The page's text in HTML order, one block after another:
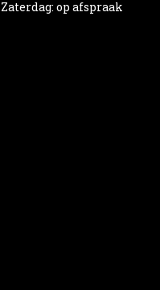
Zaterdag: op afspraak